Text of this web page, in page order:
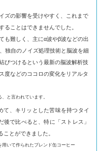
ズの影響を受けやすく、これまで
ることはできませんでした。
も難しく、主にα波やβ波などの出
独自のノイズ処理技術と脳波を細
びつけるという最新の脳波解析技
度などのココロの変化をリアルタ
と言われています。
て、キリッとした苦味を持つタイ
後で比べると、特に「ストレス」
ことができました。
いて作られたブレンド缶コーヒー